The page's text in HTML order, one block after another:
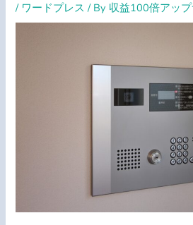
/ ワードプレス / By 収益100倍アッ